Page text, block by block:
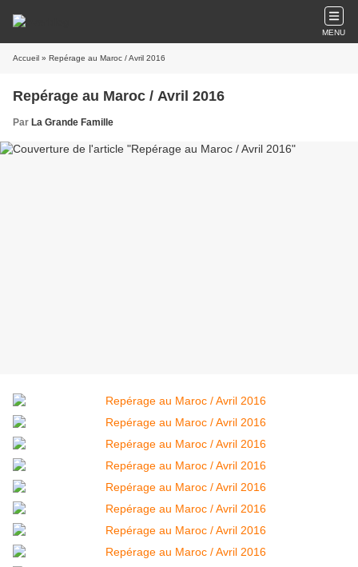
MENU
Accueil » Repérage au Maroc / Avril 2016
Repérage au Maroc / Avril 2016
Par La Grande Famille